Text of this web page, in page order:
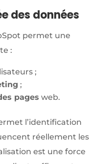
des données
permet une
:
;
;
pages web.
l’identification
réellement les
est une force